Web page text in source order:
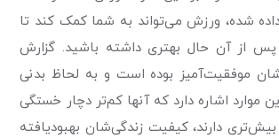
شده، ورزش می‌تواند به شما کمک کند تا
از آن حال بهتری داشته باشید. گزارش
موفقیت‌آمیز بوده است و به لحاظ بدنی
موارد اشاره دارد که آنها کم‌تر دچار خستگی
دارند، کیفیت زندگی‌شان بهبود‌یافته